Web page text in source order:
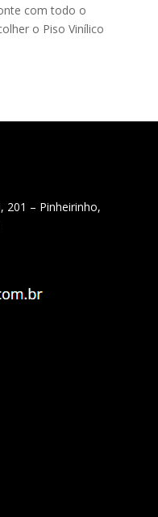
com todo o
o Piso Vinílico
201 – Pinheirinho,